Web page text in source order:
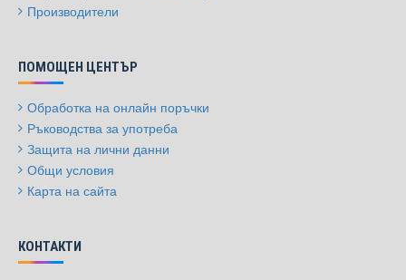
Производители
ПОМОЩЕН ЦЕНТЪР
Обработка на онлайн поръчки
Ръководства за употреба
Защита на лични данни
Общи условия
Карта на сайта
КОНТАКТИ